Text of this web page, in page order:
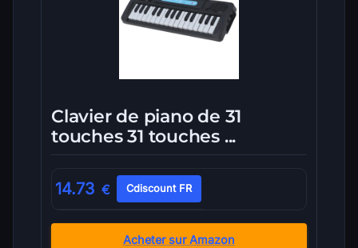
Clavier de piano de 31
touches 31 touches ...
14.73 € Cdiscount FR
Acheter sur Amazon